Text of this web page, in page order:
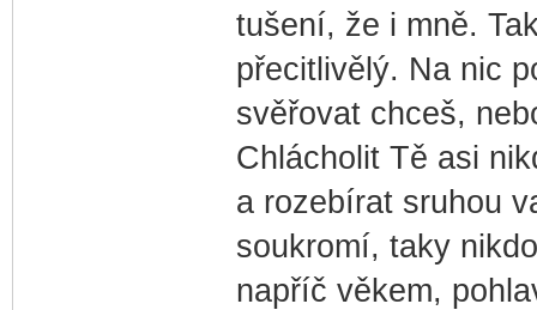
tušení, že i mně.
přecitlivělý. Na nic
svěřovat chceš,
Chlácholit Tě asi
a rozebírat sruhou
soukromí, taky
napříč věkem,